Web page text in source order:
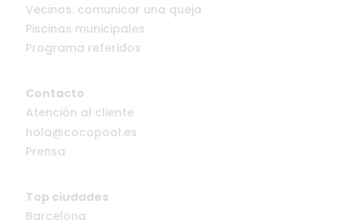
Vecinos: comunicar una queja
Piscinas municipales
Programa referidos
Contacto
Atención al cliente
hola@cocopool.es
Prensa
Top ciudades
Barcelona